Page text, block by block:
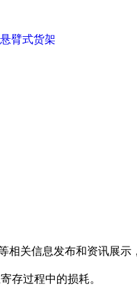
臂式货架
相关信息发布和资讯展示
存过程中的损耗。